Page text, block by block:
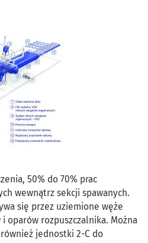
50% do 70% prac
wewnątrz sekcji spawanych.
się przez uziemione węże
i oparów rozpuszczalnika. Można
jednostki 2-C do